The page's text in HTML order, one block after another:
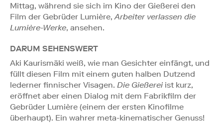
Mittag, während sie sich im Kino der Gießerei den
Film der Gebrüder Lumière,Arbeiter verlassen die
Lumière-Werke, ansehen.
DARUM SEHENSWERT
Aki Kaurismäki weiß, wie man Gesichter einfängt, und
füllt diesen Film mit einem guten halben Dutzend
lederner finnischer Visagen. Die Gießerei ist kurz,
eröffnet aber einen Dialog mit dem Fabrikfilm der
Gebrüder Lumière (einem der ersten Kinofilme
überhaupt). Ein wahrer meta-kinematischer Genuss!